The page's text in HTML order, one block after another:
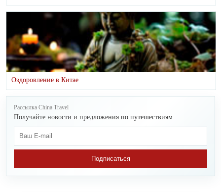
Оздоровление в Китае
Рассылка China Travel
Получайте новости и предложения по путешествиям
Подписаться